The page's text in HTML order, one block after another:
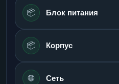
📦 Блок питания
📦 Корпус
🌐 Сеть